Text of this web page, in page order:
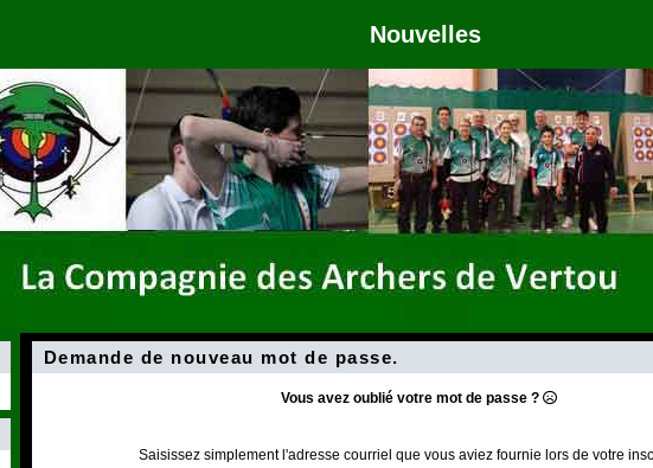
Nouvelles
Demande de nouveau mot de passe.
Vous avez oublié votre mot de passe ?
Saisissez simplement l'adresse courriel que vous aviez fournie lors de votre